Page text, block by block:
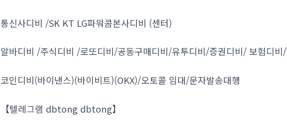
통신사디비 /SK KT LG파워콤본사디비 (센터)
알바디비 /주식디비 /로또디비/공동구매디비/유투디비/증권디비/ 보험디비/
코인디비(바이낸스)(바이비트)(OKX)/오토콜 임대/문자발송대행
【텔레그램 dbtong dbtong】